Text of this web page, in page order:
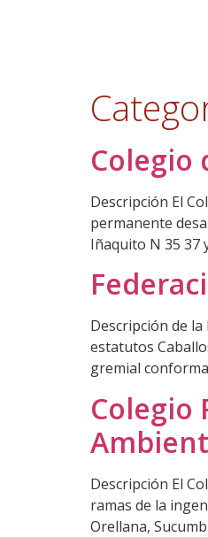
Colegio
Descripción El
permanente
Iñaquito N 35 37
Descripción de
estatutos
gremial
Colegio
Descripción El
ramas de la
Orellana,